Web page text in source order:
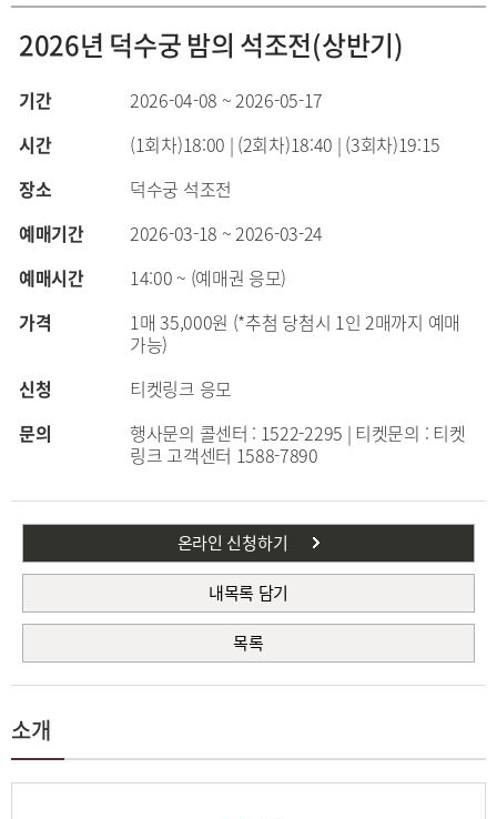
2026년 덕수궁 밤의 석조전(상반기)
기간
2026-04-08 ~ 2026-05-17
시간
(1회차)18:00 | (2회차)18:40 | (3회차)19:15
장소
덕수궁 석조전
예매기간
2026-03-18 ~ 2026-03-24
예매시간
14:00 ~ (예매권 응모)
가격
1매 35,000원 (*추첨 당첨시 1인 2매까지 예매
가능)
신청
티켓링크 응모
문의
행사문의 콜센터 : 1522-2295 | 티켓문의 : 티켓
링크 고객센터 1588-7890
온라인 신청하기
내목록 담기
목록
소개